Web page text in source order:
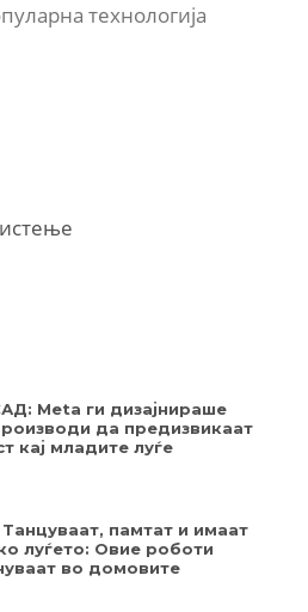
технологија
Meta ги дизајнираше
да предизвикаат
кај младите луѓе
памтат и имаат
луѓето: Овие роботи
во домовите